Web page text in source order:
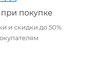
покупке
и скидки до 50%